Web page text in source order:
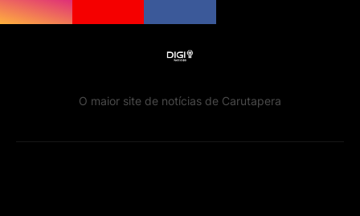
O maior site de notícias de Carutapera